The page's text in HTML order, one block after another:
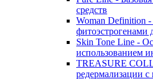
средств
Woman Definition -
фитоэстрогенами
Skin Tone Line -
использованием
TREASURE
редермализации с